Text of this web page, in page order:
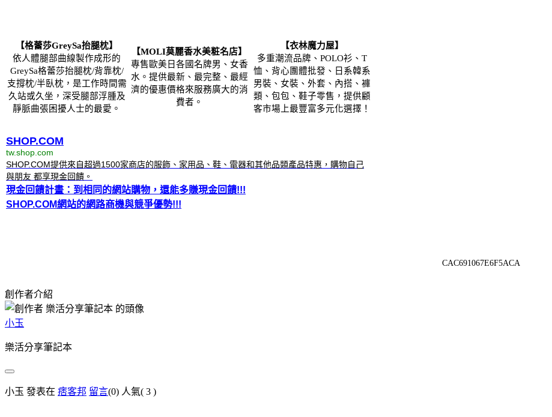
【格蕾莎GreySa抬腿枕】
依人體腿部曲線製作成形的
GreySa格蕾莎抬腿枕/背靠枕/
支撐枕/半臥枕，是工作時間需
久站或久坐，深受腿部浮腫及
靜脈曲張困擾人士的最愛。
【MOLI莫麗香水美粧名店】
專售歐美日各國名牌男、女香
水。提供最新、最完整、最經
濟的優惠價格來服務廣大的消
費者。
【衣林魔力屋】
多重潮流品牌、POLO衫、T
恤、背心團體批發、日系韓系
男裝、女裝、外套、內搭、褲
類、包包、鞋子零售，提供顧
客市場上最豐富多元化選擇！
SHOP.COM
tw.shop.com
SHOP.COM提供來自超過1500家商店的服飾、家用品、鞋、電器和其他品類產品特惠，購物自己
與朋友 都享現金回饋。
現金回饋計畫：到相同的網站購物，還能多賺現金回饋!!!
SHOP.COM網站的網路商機與競爭優勢!!!
CAC691067E6F5ACA
創作者介紹
小玉
樂活分享筆記本
小玉 發表在 痞客邦 留言(0) 人氣( 3 )